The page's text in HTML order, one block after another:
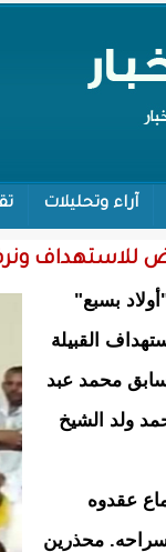
آراء وتحليلات
للاستهداف
بسبع"
القبيلة
محمد عبد
ولد الشيخ
عقدوه
محذرين